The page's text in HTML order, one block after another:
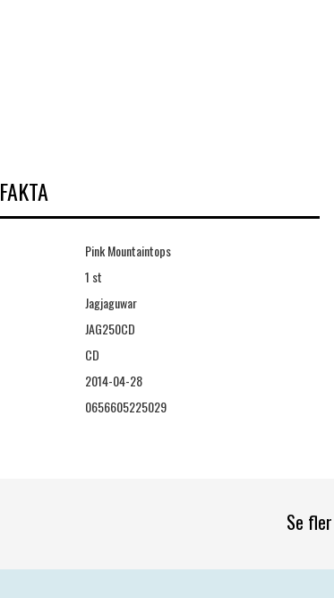
FAKTA
Pink Mountaintops
1 st
Jagjaguwar
JAG250CD
CD
2014-04-28
0656605225029
Se